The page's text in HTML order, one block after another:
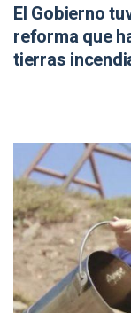
El Gobierno
reforma que
tierras